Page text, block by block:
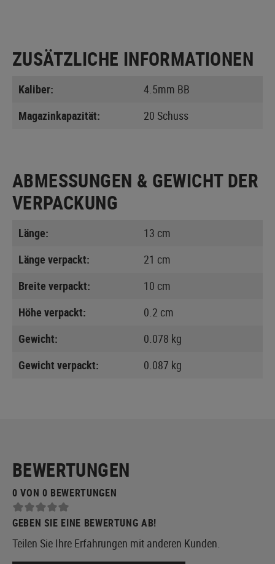
ZUSÄTZLICHE INFORMATIONEN
Kaliber:
4.5mm BB
Magazinkapazität:
20 Schuss
ABMESSUNGEN & GEWICHT DER
VERPACKUNG
Länge:
13 cm
Länge verpackt:
21 cm
Breite verpackt:
10 cm
Höhe verpackt:
0.2 cm
Gewicht:
0.078 kg
Gewicht verpackt:
0.087 kg
BEWERTUNGEN
0 VON 0 BEWERTUNGEN
GEBEN SIE EINE BEWERTUNG AB!
Teilen Sie Ihre Erfahrungen mit anderen Kunden.